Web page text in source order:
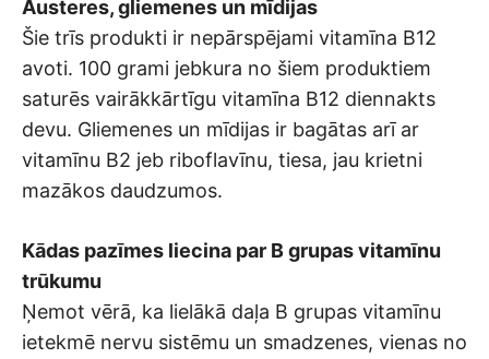
Austeres, gliemenes un mīdijas
Šie trīs produkti ir nepārspējami vitamīna B12
avoti. 100 grami jebkura no šiem produktiem
saturēs vairākkārtīgu vitamīna B12 diennakts
devu. Gliemenes un mīdijas ir bagātas arī ar
vitamīnu B2 jeb riboflavīnu, tiesa, jau krietni
mazākos daudzumos.
Kādas pazīmes liecina par B grupas vitamīnu
trūkumu
Ņemot vērā, ka lielākā daļa B grupas vitamīnu
ietekmē nervu sistēmu un smadzenes, vienas no